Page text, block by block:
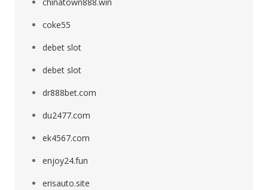
coke55
debet slot
debet slot
dr888bet.com
du2477.com
ek4567.com
enjoy24.fun
erisauto.site